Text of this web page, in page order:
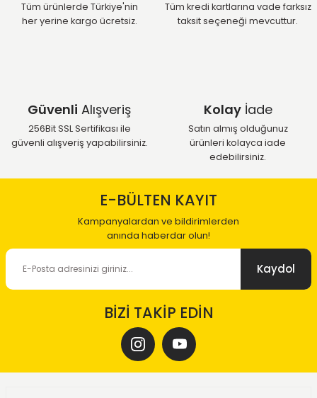
Tüm ürünlerde Türkiye'nin
her yerine kargo ücretsiz.
Tüm kredi kartlarına vade farksız
taksit seçeneği mevcuttur.
Güvenli Alışveriş
256Bit SSL Sertifikası ile
güvenli alışveriş yapabilirsiniz.
Kolayİade
Satın almış olduğunuz
ürünleri kolayca iade
edebilirsiniz.
E-BÜLTEN KAYIT
Kampanyalardan ve bildirimlerden
anında haberdar olun!
Kaydol
BİZİ TAKİP EDİN